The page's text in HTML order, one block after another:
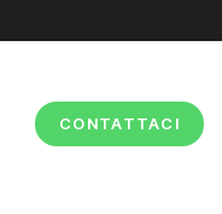
CONTATTACI